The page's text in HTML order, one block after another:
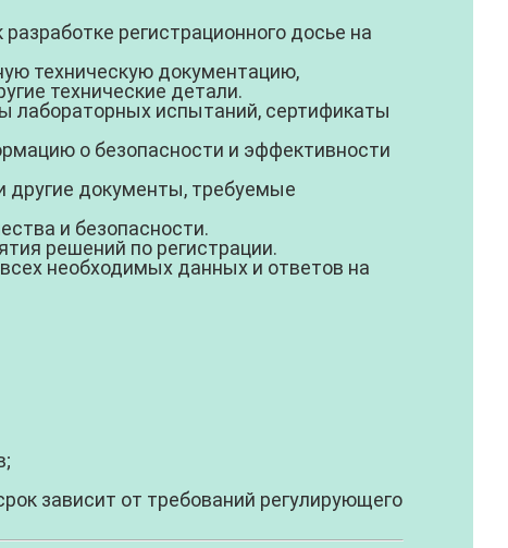
регистрационного досье на
техническую документацию,
технические детали.
лабораторных испытаний, сертификаты
о безопасности и эффективности
другие документы, требуемые
и безопасности.
решений по регистрации.
необходимых данных и ответов на
зависит от требований регулирующего